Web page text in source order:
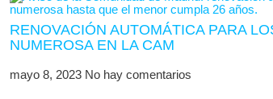
RENOVACIÓN AUTOMÁTICA PARA
NUMEROSA EN LA CAM
mayo 8, 2023 No hay comentarios